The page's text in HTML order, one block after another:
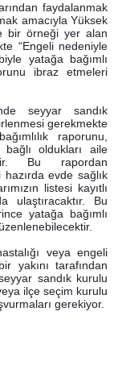
faydalanmak
amacıyla Yüksek
bir örneği yer alan
“Engeli nedeniyle
yatağa bağımlı
ibraz etmeleri
seyyar sandık
gerekmekte
raporunu,
oldukları aile
Bu rapordan
evde sağlık
listesi kayıtlı
ulaştıracaktır. Bu
yatağa bağımlı
veya engeli
yakını tarafından
sandık kurulu
ilçe seçim kurulu
gerekiyor.